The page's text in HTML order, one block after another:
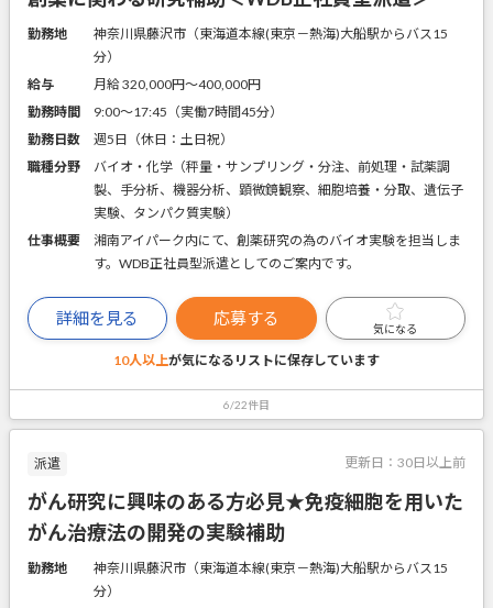
勤務地
神奈川県藤沢市（東海道本線(東京－熱海)大船駅からバス15
分）
給与
月給 320,000円〜400,000円
勤務時間
9:00～17:45（実働7時間45分）
勤務日数
週5日（休日：土日祝）
職種分野
バイオ・化学（秤量・サンプリング・分注、前処理・試薬調
製、手分析、機器分析、顕微鏡観察、細胞培養・分取、遺伝子
実験、タンパク質実験）
仕事概要
湘南アイパーク内にて、創薬研究の為のバイオ実験を担当しま
す。WDB正社員型派遣としてのご案内です。
詳細を見る 応募する
気になる
10人以上が気になるリストに保存しています
6/22件目
派遣 更新日： 30日以上前
がん研究に興味のある方必見★免疫細胞を用いた
がん治療法の開発の実験補助
勤務地
神奈川県藤沢市（東海道本線(東京－熱海)大船駅からバス15
分）